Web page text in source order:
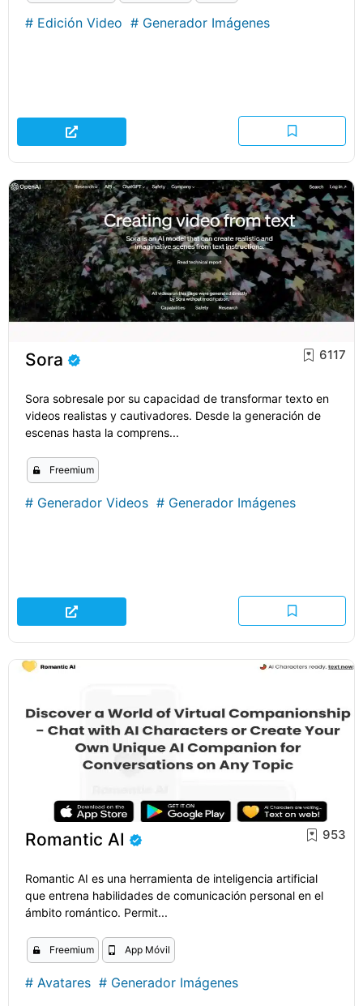
# Edición Video # Generador Imágenes
Sora 6117
Sora sobresale por su capacidad de transformar texto en
videos realistas y cautivadores. Desde la generación de
escenas hasta la comprens...
Freemium
# Generador Videos # Generador Imágenes
Romantic AI 953
Romantic AI es una herramienta de inteligencia artificial
que entrena habilidades de comunicación personal en el
ámbito romántico. Permit...
Freemium App Móvil
# Avatares # Generador Imágenes